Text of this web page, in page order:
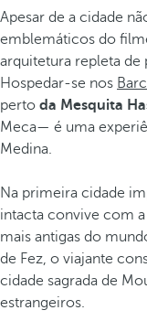
Apesar de a cidade
emblemáticos do
arquitetura repleta
Hospedar-se nos
perto da Mesquita
Meca— é uma
Medina.
Na primeira cidade
intacta convive com
mais antigas do
de Fez, o viajante
cidade sagrada de
estrangeiros.